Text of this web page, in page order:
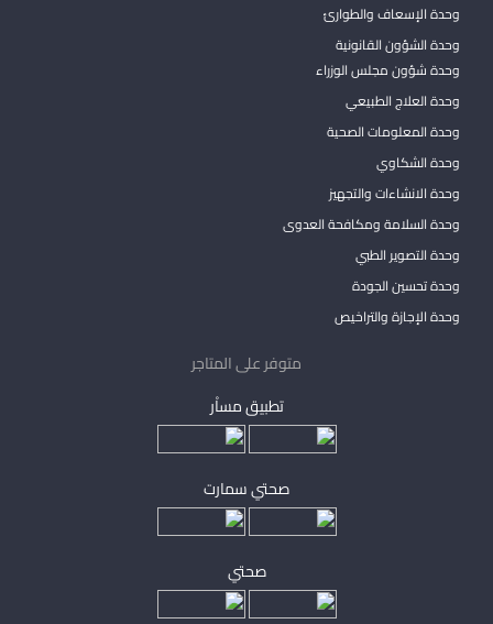
وحدة الإسعاف والطوارئ
وحدة الشؤون القانونية
وحدة شؤون مجلس الوزراء
وحدة العلاج الطبيعي
وحدة المعلومات الصحية
وحدة الشكاوي
وحدة الانشاءات والتجهيز
وحدة السلامة ومكافحة العدوى
وحدة التصوير الطبي
وحدة تحسين الجودة
وحدة الإجازة والتراخيص
متوفر على المتاجر
تطبيق مساْر
صحتي سمارت
صحتي